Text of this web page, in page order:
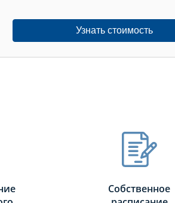
Узнать стоимость
Собственное